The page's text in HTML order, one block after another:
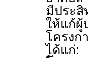
มีประสิ
ให้แก้
โครง
ได้แก่: